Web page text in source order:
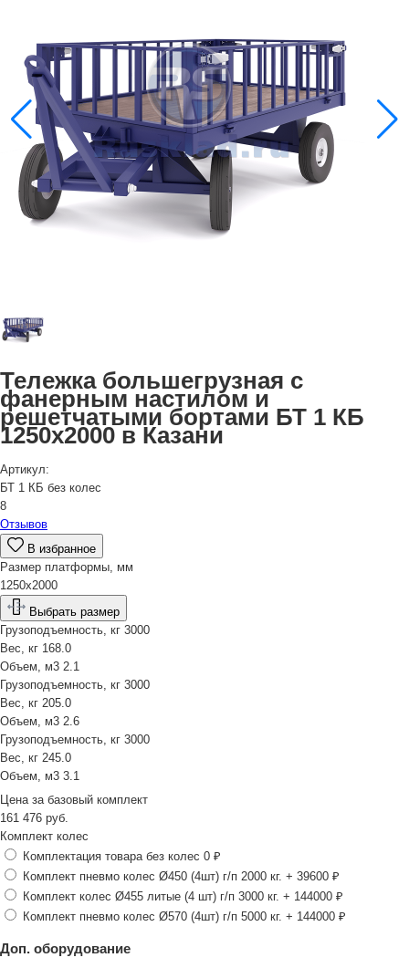
Тележка большегрузная с
фанерным настилом и
решетчатыми бортами БТ 1 КБ
1250х2000 в Казани
Артикул:
БТ 1 КБ без колес
8
Отзывов
В избранное
Размер платформы, мм
1250х2000
Выбрать размер
Грузоподъемность, кг 3000
Вес, кг 168.0
Объем, м3 2.1
Грузоподъемность, кг 3000
Вес, кг 205.0
Объем, м3 2.6
Грузоподъемность, кг 3000
Вес, кг 245.0
Объем, м3 3.1
Цена за базовый комплект
161 476 руб.
Комплект колес
Комплектация товара без колес 0 ₽
Комплект пневмо колес Ø450 (4шт) г/п 2000 кг. + 39600 ₽
Комплект колес Ø455 литые (4 шт) г/п 3000 кг. + 144000 ₽
Комплект пневмо колес Ø570 (4шт) г/п 5000 кг. + 144000 ₽
Доп. оборудование